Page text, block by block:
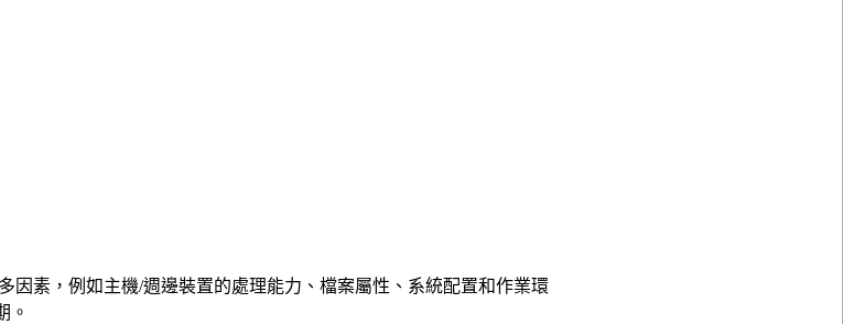
因素，例如主機/週邊裝置的處理能力、檔案屬性、系統配置和作業環
。